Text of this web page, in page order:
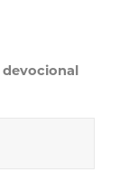
devocional